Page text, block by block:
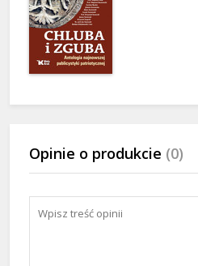
Opinie o produkcie (0)